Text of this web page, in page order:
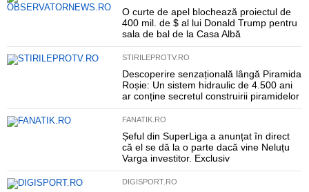
O curte de apel blochează proiectul de
400 mil. de $ al lui Donald Trump pentru
sala de bal de la Casa Albă
STIRILEPROTV.RO
Descoperire senzațională lângă Piramida
Roșie: Un sistem hidraulic de 4.500 ani
ar conține secretul construirii piramidelor
FANATIK.RO
Șeful din SuperLiga a anunțat în direct
că el se dă la o parte dacă vine Neluțu
Varga investitor. Exclusiv
DIGISPORT.RO